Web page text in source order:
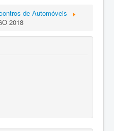
de Automóveis
2018